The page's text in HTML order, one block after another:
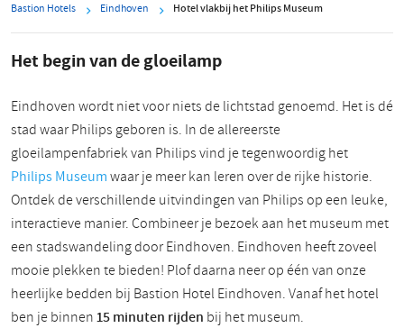
Bastion Hotels Eindhoven Hotel vlakbij het Philips Museum
Het begin van de gloeilamp
Eindhoven wordt niet voor niets de lichtstad genoemd. Het is dé
stad waar Philips geboren is. In de allereerste
gloeilampenfabriek van Philips vind je tegenwoordig het
Philips Museumwaar je meer kan leren over de rijke historie.
Ontdek de verschillende uitvindingen van Philips op een leuke,
interactieve manier. Combineer je bezoek aan het museum met
een stadswandeling door Eindhoven. Eindhoven heeft zoveel
mooie plekken te bieden! Plof daarna neer op één van onze
heerlijke bedden bij Bastion Hotel Eindhoven. Vanaf het hotel
ben je binnen15 minuten rijden bij het museum.